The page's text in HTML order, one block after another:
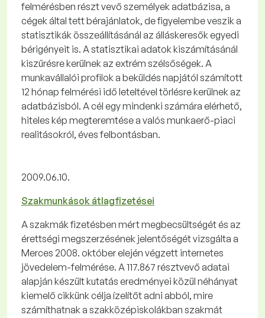
felmérésben részt vevő személyek adatbázisa, a
cégek által tett bérajánlatok, de figyelembe veszik a
statisztikák összeállításánál az álláskeresők egyedi
bérigényeit is. A statisztikai adatok kiszámításánál
kiszűrésre kerülnek az extrém szélsőségek. A
munkavállalói profilok a beküldés napjától számított
12 hónap felmérési idő leteltével törlésre kerülnek az
adatbázisból. A cél egy mindenki számára elérhető,
hiteles kép megteremtése a valós munkaerő-piaci
realitásokról, éves felbontásban.
2009.06.10.
Szakmunkások átlagfizetései
A szakmák fizetésben mért megbecsültségét és az
érettségi megszerzésének jelentőségét vizsgálta a
Merces 2008. október elején végzett internetes
jövedelem-felmérése. A 117.867 résztvevő adatai
alapján készült kutatás eredményei közül néhányat
kiemelő cikkünk célja ízelítőt adni abból, mire
számíthatnak a szakközépiskolákban szakmát